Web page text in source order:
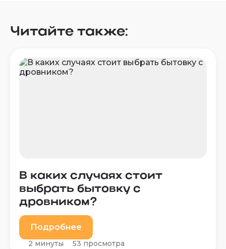
Читайте также:
В каких случаях стоит
выбрать бытовку с
дровником?
Подробнее
2 минуты 53 просмотра